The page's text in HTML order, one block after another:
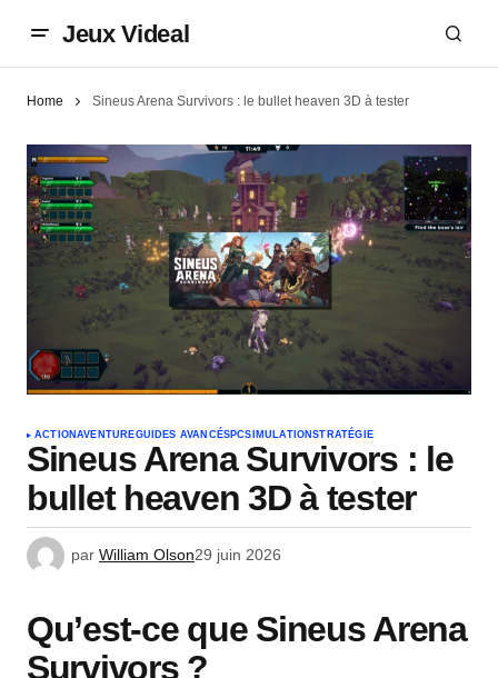
Jeux Videal
Home Sineus Arena Survivors : le bullet heaven 3D à tester
ACTIONAVENTUREGUIDES AVANCÉS PCSIMULATIONSTRATÉGIE
Sineus Arena Survivors : le
bullet heaven 3D à tester
par William Olson29 juin 2026
Qu’est-ce que Sineus Arena
Survivors ?